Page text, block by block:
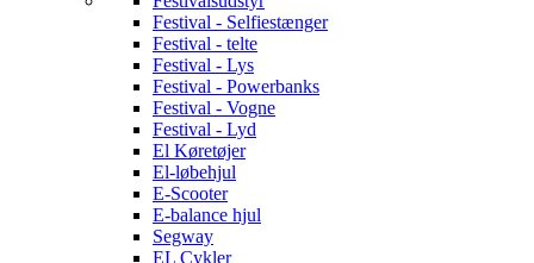
Festival - Selfiestænger
Festival - telte
Festival - Lys
Festival - Powerbanks
Festival - Vogne
Festival - Lyd
El Køretøjer
El-løbehjul
E-Scooter
E-balance hjul
Segway
EL Cykler